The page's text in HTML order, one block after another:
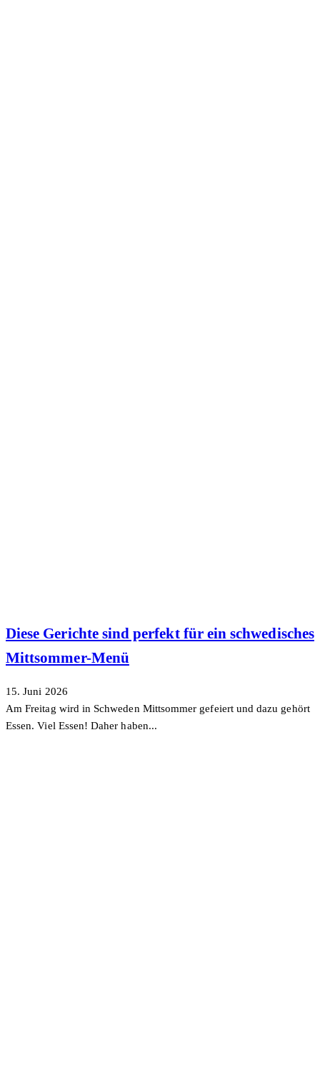
Diese Gerichte sind perfekt für ein schwedisches
Mittsommer-Menü
15. Juni 2026
Am Freitag wird in Schweden Mittsommer gefeiert und dazu gehört
Essen. Viel Essen! Daher haben...